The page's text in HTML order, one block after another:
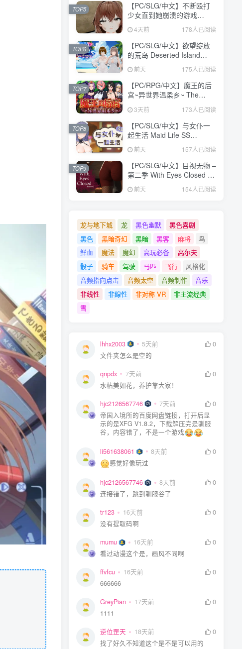
【PC/SLG/中文】不断殴打
少女直到她崩溃的游戏
V1.0.0 汉化版【473MB】
4天前 178人已阅读
TOP5
【PC/SLG/中文】欲望绽放
的荒岛 Deserted Island
Where Desire Blossoms
V1.03 STEAM官方中文版
【1.1GB】
前天 175人已阅读
TOP6
【PC/RPG/中文】魔王的后
宫~异世界温柔乡~ The
Demon King: Harem
Build.24371582 STEAM官
方中文版【1.6GB】
3天前 173人已阅读
TOP7
【PC/SLG/中文】与女仆一
起生活 Maid Life SS
Build.24377103 STEAM官
方中文版【598MB】
前天 157人已阅读
TOP8
【PC/SLG/中文】目视无物 –
第二季 With Eyes Closed –
Season 2 Build.24311960
STEAM官方中文版
前天 154人已阅读
TOP9
龙与地下城 龙 黑色幽默
黑色喜剧
黑色
黑暗奇幻 黑暗 黑客 麻将
鸟
鲜血
魔法 魔幻 高玩必备
高尔夫
骰子
骑车 驾驶 马匹 飞行
风格化
音频指向点击
音频太空 音频制作
音乐
非线性
非線性 非对称 VR
非主流经典
雪
lhhx2003 5天前
0
文件夹怎么是空的
qnpdx 7天前
0
水帖美如花，养护靠大家！
hjc2126567746 7天前
0
帝国入境所的百度网盘链接，打开后显
示的是XFG V1.8.2，下载解压完是驯服
谷，内容错了，不是一个游戏
li561638061 8天前
0
感觉好像玩过
hjc2126567746 8天前
0
连接错了，跳到驯服谷了
tr123 16天前
0
没有提取码啊
mumu 16天前
0
看过动漫这个是，画风不同啊
ffvfcu 16天前
0
666666
GreyPian 17天前
0
1111
逆位罡天 18天前
0
找了好久不知道这个是不是可以用的
【PC/SLG/中文】不断殴打
少女直到她崩溃的游戏
V1.0.0 汉化版【473MB】
4天前 178人已阅读
TOP5
【PC/SLG/中文】欲望绽放
的荒岛 Deserted Island
Where Desire Blossoms
V1.03 STEAM官方中文版
【1.1GB】
前天 175人已阅读
TOP6
【PC/RPG/中文】魔王的后
宫~异世界温柔乡~ The
Demon King: Harem
Build.24371582 STEAM官
方中文版【1.6GB】
3天前 173人已阅读
TOP7
【PC/SLG/中文】与女仆一
起生活 Maid Life SS
Build.24377103 STEAM官
方中文版【598MB】
前天 157人已阅读
TOP8
【PC/SLG/中文】目视无物 –
第二季 With Eyes Closed –
Season 2 Build.24311960
STEAM官方中文版
前天 154人已阅读
TOP9
lhhx2003 5天前
0
文件夹怎么是空的
qnpdx 7天前
0
水帖美如花，养护靠大家！
hjc2126567746 7天前
0
帝国入境所的百度网盘链接，打开后显
示的是XFG V1.8.2，下载解压完是驯服
谷，内容错了，不是一个游戏
li561638061 8天前
0
感觉好像玩过
hjc2126567746 8天前
0
连接错了，跳到驯服谷了
tr123 16天前
0
没有提取码啊
mumu 16天前
0
看过动漫这个是，画风不同啊
ffvfcu 16天前
0
666666
GreyPian 17天前
0
1111
逆位罡天 18天前
0
找了好久不知道这个是不是可以用的